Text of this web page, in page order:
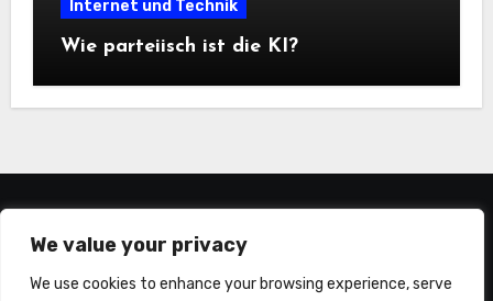
We value your privacy
We use cookies to enhance your browsing experience, serve
Internet und Technik
Wie parteiisch ist die KI?
statistiker-blog.de